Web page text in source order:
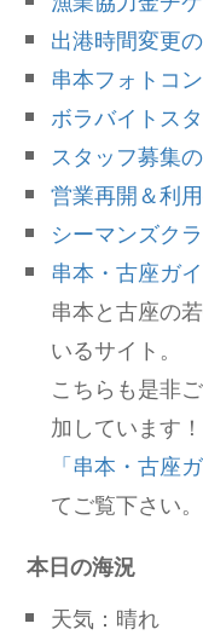
出港時間変更
串本フォトコ
ボラバイトス
スタッフ募集
営業再開＆利
シーマンズク
串本・古座ガ
串本と古座の
いるサイト。
こちらも是非
加しています！
「串本・古座
てご覧下さい。
本日の海況
天気：晴れ